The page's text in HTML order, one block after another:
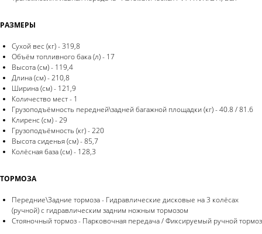
РАЗМЕРЫ
Сухой вес (кг) - 319,8
Объём топливного бака (л) - 17
Высота (см) - 119,4
Длина (см) - 210,8
Ширина (см) - 121,9
Количество мест - 1
Грузоподъёмность передней\задней багажной площадки (кг) - 40.8 / 81.6
Клиренс (см) - 29
Грузоподъёмность (кг) - 220
Высота сиденья (см) - 85,7
Колёсная база (см) - 128,3
ТОРМОЗА
Передние\Задние тормоза - Гидравлические дисковые на 3 колёсах
(ручной) с гидравлическим задним ножным тормозом
Стояночный тормоз - Парковочная передача / Фиксируемый ручной тормоз